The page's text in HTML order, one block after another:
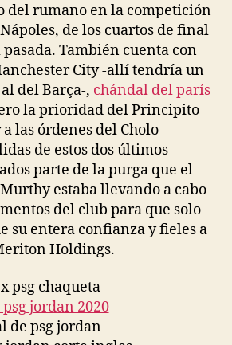
del rumano en la competición
de los cuartos de final
También cuenta con
City -allí tendría un
del Barça-, chándal del parís
la prioridad del Principito
las órdenes del Cholo
de estos dos últimos
parte de la purga que el
estaba llevando a cabo
del club para que solo
su entera confianza y fieles a
Holdings.